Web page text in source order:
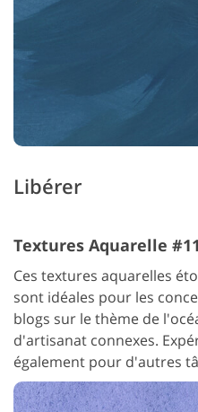
Libérer
Textures Aquarelle
Ces textures aquarelles
sont idéales pour les
blogs sur le thème de
d'artisanat connexes.
également pour d'autres